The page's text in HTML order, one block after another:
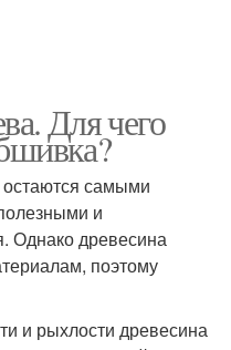
Для чего
самыми
и
Однако древесина
поэтому
и рыхлости древесина